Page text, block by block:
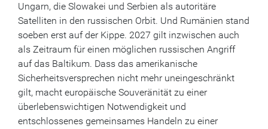
Ungarn, die Slowakei und Serbien als autoritäre
Satelliten in den russischen Orbit. Und Rumänien stand
soeben erst auf der Kippe. 2027 gilt inzwischen auch
als Zeitraum für einen möglichen russischen Angriff
auf das Baltikum. Dass das amerikanische
Sicherheitsversprechen nicht mehr uneingeschränkt
gilt, macht europäische Souveränität zu einer
überlebenswichtigen Notwendigkeit und
entschlossenes gemeinsames Handeln zu einer